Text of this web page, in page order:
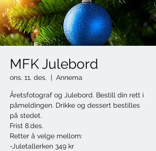
MFK Julebord
ons. 11. des.
  |
Annema
Åretsfotograf og Julebord. Bestill din rett i
påmeldingen. Drikke og dessert bestilles
på stedet.
Frist 8.des.
Retter å velge mellom:
-Juletallerken 349 kr